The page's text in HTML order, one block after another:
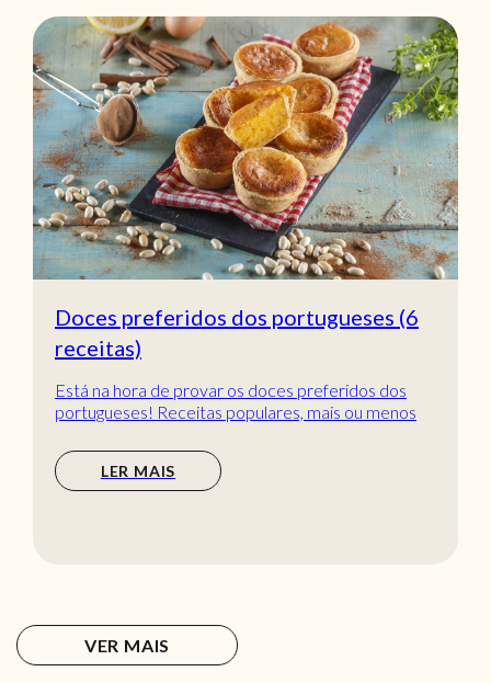
Doces preferidos dos portugueses (6
receitas)
Está na hora de provar os doces preferidos dos
portugueses! Receitas populares, mais ou menos
LER MAIS
VER MAIS